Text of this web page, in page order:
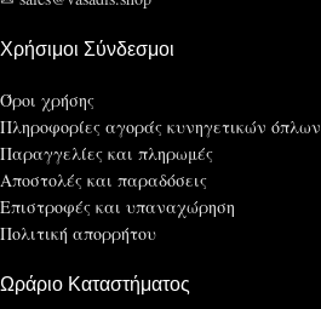
Χρήσιμοι Σύνδεσμοι
Όροι χρήσης
Πληροφορίες αγοράς κυνηγετικών όπλων
Παραγγελίες και πληρωμές
Αποστολές και παραδόσεις
Επιστροφές και υπαναχώρηση
Πολιτική απορρήτου
Ωράριο Καταστήματος